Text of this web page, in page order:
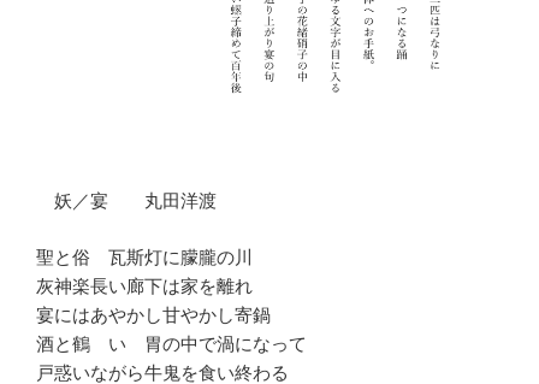
妖／宴 丸田洋渡
聖と俗 瓦斯灯に朦朧の川
灰神楽長い廊下は家を離れ
宴にはあやかし甘やかし寄鍋
酒と鶴 い 胃の中で渦になって
戸惑いながら牛鬼を食い終わる